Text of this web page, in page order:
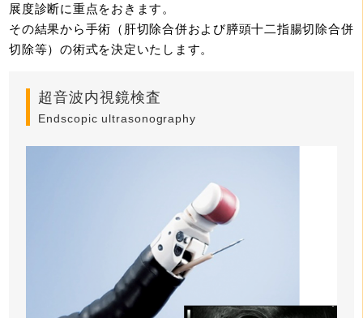
展度診断に重点をおきます。
その結果から手術（肝切除合併および膵頭十二指腸切除合併
切除等）の術式を決定いたします。
超音波内視鏡検査
Endscopic ultrasonography